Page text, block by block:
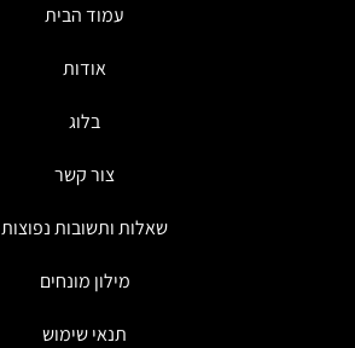
עמוד הבית
אודות
בלוג
צור קשר
שאלות ותשובות נפוצות
מילון מונחים
תנאי שימוש